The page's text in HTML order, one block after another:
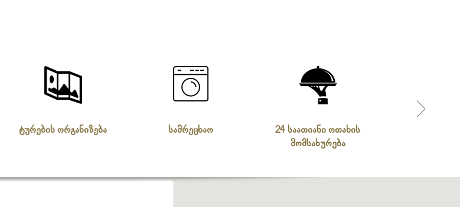
ტურების ორგანიზება სამრეცხაო
24 საათიანი ოთახის
მომსახურება